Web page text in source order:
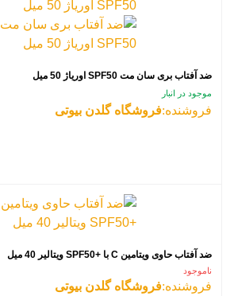
ضد آفتاب بری سان مت SPF50 اوریاژ 50 میل
موجود در انبار
فروشنده:فروشگاه گلدن بیوتی
ضد آفتاب حاوی ویتامین C با +SPF50 ویتالیر 40 میل
ناموجود
فروشنده:فروشگاه گلدن بیوتی